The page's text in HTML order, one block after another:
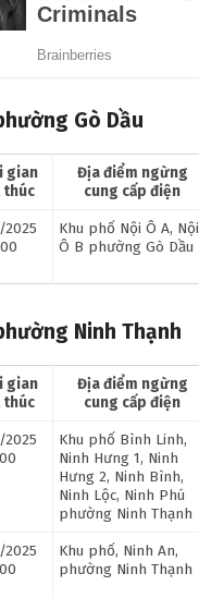
Gò Dầu
gian
thúc
Địa điểm ngừng
cung cấp điện
2025
Khu phố Nội Ô A, Nội
Ô B phường Gò Dầu
Ninh Thạnh
gian
thúc
Địa điểm ngừng
cung cấp điện
2025
Khu phố Bình Linh,
Ninh Hưng 1, Ninh
Hưng 2, Ninh Bình,
Ninh Lộc, Ninh Phú
phường Ninh Thạnh
2025
Khu phố, Ninh An,
phường Ninh Thạnh